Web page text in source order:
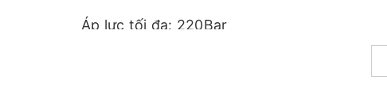
Áp lực tối đa: 220Bar